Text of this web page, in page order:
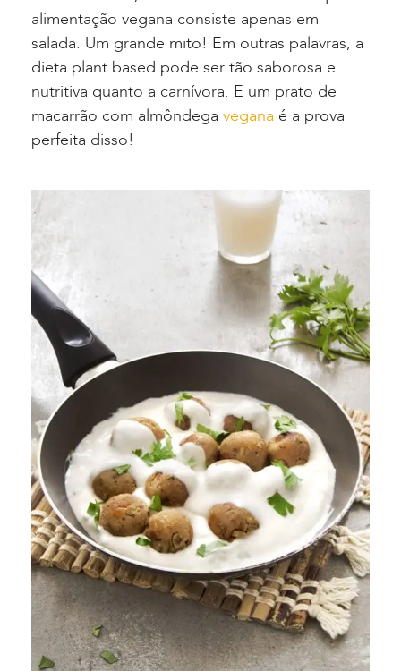
alimentação vegana consiste apenas em
salada. Um grande mito! Em outras palavras, a
dieta plant based pode ser tão saborosa e
nutritiva quanto a carnívora. E um prato de
macarrão com almôndega vegana é a prova
perfeita disso!